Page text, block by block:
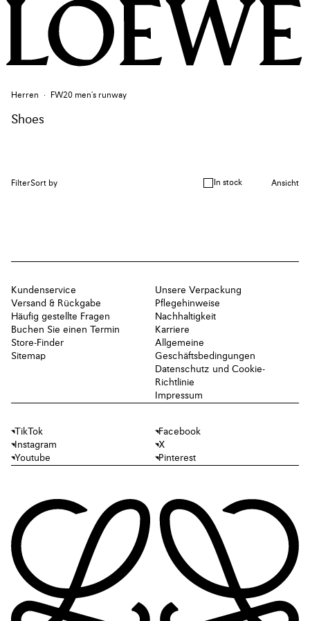
Herren FW20 men's runway
Shoes
FilterSort by In stock Ansicht
Kundenservice
Versand & Rückgabe
Häufig gestellte Fragen
Buchen Sie einen Termin
Store-Finder
Sitemap
Unsere Verpackung
Pflegehinweise
Nachhaltigkeit
Karriere
Allgemeine
Geschäftsbedingungen
Datenschutz und Cookie-
Richtlinie
Impressum
TikTok
Facebook
Instagram
X
Youtube
Pinterest